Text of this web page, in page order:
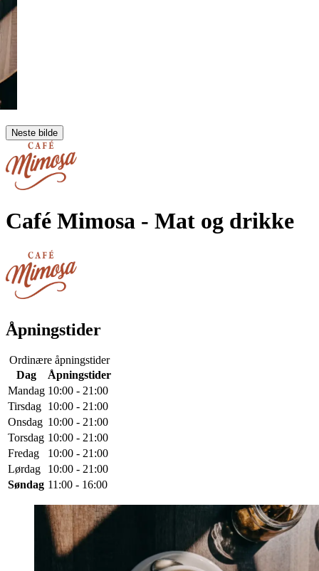
Neste bilde
Café Mimosa - Mat og drikke
Åpningstider
Ordinære åpningstider
Dag
Åpningstider
Mandag 10:00 - 21:00
Tirsdag 10:00 - 21:00
Onsdag 10:00 - 21:00
Torsdag 10:00 - 21:00
Fredag
10:00 - 21:00
Lørdag
10:00 - 21:00
Søndag 11:00 - 16:00